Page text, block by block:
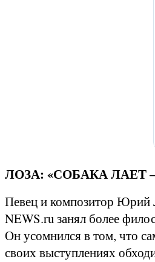
ЛОЗА: «СОБАКА ЛАЕТ
Певец и композитор Юрий
NEWS.ru занял более
Он усомнился в том, что
своих выступлениях